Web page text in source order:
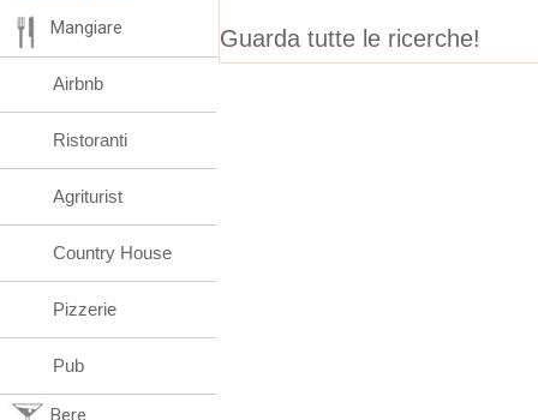
Guarda tutte le ricerche!
Mangiare
Airbnb
Ristoranti
Agriturist
Country House
Pizzerie
Pub
Bere